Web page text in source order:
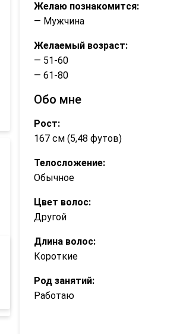
Желаю познакомится:
— Мужчина
Желаемый возраст:
— 51-60
— 61-80
Обо мне
Рост:
167 см (5,48 футов)
Телосложение:
Обычное
Цвет волос:
Другой
Длина волос:
Короткие
Род занятий:
Работаю